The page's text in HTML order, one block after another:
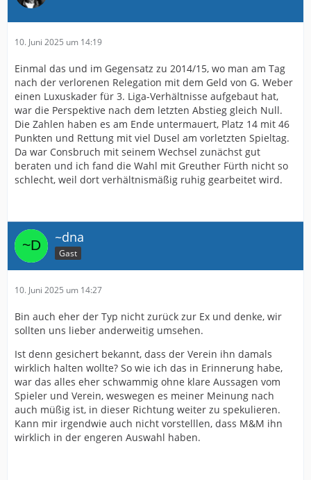
10. Juni 2025 um 14:19
Einmal das und im Gegensatz zu 2014/15, wo man am Tag
nach der verlorenen Relegation mit dem Geld von G. Weber
einen Luxuskader für 3. Liga-Verhältnisse aufgebaut hat,
war die Perspektive nach dem letzten Abstieg gleich Null.
Die Zahlen haben es am Ende untermauert, Platz 14 mit 46
Punkten und Rettung mit viel Dusel am vorletzten Spieltag.
Da war Consbruch mit seinem Wechsel zunächst gut
beraten und ich fand die Wahl mit Greuther Fürth nicht so
schlecht, weil dort verhältnismäßig ruhig gearbeitet wird.
~dna
Gast
10. Juni 2025 um 14:27
Bin auch eher der Typ nicht zurück zur Ex und denke, wir
sollten uns lieber anderweitig umsehen.
Ist denn gesichert bekannt, dass der Verein ihn damals
wirklich halten wollte? So wie ich das in Erinnerung habe,
war das alles eher schwammig ohne klare Aussagen vom
Spieler und Verein, weswegen es meiner Meinung nach
auch müßig ist, in dieser Richtung weiter zu spekulieren.
Kann mir irgendwie auch nicht vorstelllen, dass M&M ihn
wirklich in der engeren Auswahl haben.